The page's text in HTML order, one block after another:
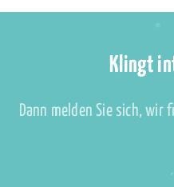
Klingt
Dann melden Sie sich,